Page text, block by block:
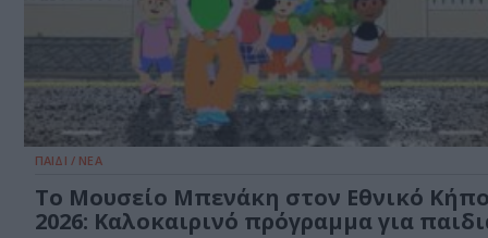
ΠΑΙΔΙ / ΝΕΑ
Το Μουσείο Μπενάκη στον Εθνικό Κήπο
2026: Καλοκαιρινό πρόγραμμα για